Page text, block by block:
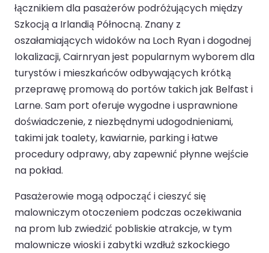
łącznikiem dla pasażerów podróżujących między
Szkocją a Irlandią Północną. Znany z
oszałamiających widoków na Loch Ryan i dogodnej
lokalizacji, Cairnryan jest popularnym wyborem dla
turystów i mieszkańców odbywających krótką
przeprawę promową do portów takich jak Belfast i
Larne. Sam port oferuje wygodne i usprawnione
doświadczenie, z niezbędnymi udogodnieniami,
takimi jak toalety, kawiarnie, parking i łatwe
procedury odprawy, aby zapewnić płynne wejście
na pokład.
Pasażerowie mogą odpocząć i cieszyć się
malowniczym otoczeniem podczas oczekiwania
na prom lub zwiedzić pobliskie atrakcje, w tym
malownicze wioski i zabytki wzdłuż szkockiego